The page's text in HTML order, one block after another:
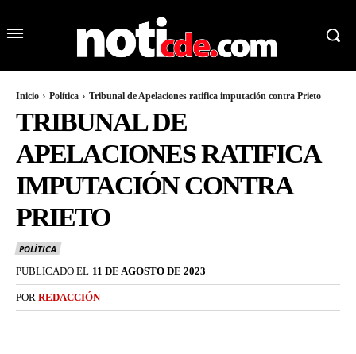
Inicio Política Tribunal de Apelaciones ratifica imputación contra Prieto
TRIBUNAL DE
APELACIONES RATIFICA
IMPUTACIÓN CONTRA
PRIETO
POLÍTICA
PUBLICADO EL 11 DE AGOSTO DE 2023
POR REDACCIÓN